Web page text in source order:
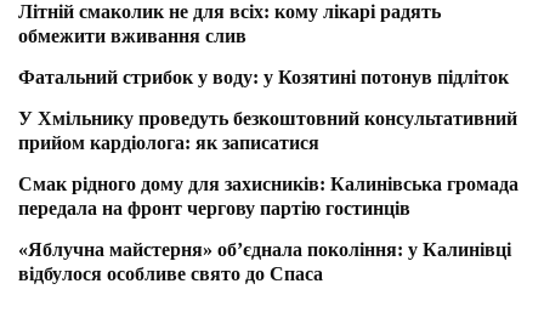
Літній смаколик не для всіх: кому лікарі радять
обмежити вживання слив
Фатальний стрибок у воду: у Козятині потонув підліток
У Хмільнику проведуть безкоштовний консультативний
прийом кардіолога: як записатися
Смак рідного дому для захисників: Калинівська громада
передала на фронт чергову партію гостинців
«Яблучна майстерня» об’єднала покоління: у Калинівці
відбулося особливе свято до Спаса